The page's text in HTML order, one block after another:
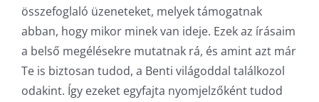
összefoglaló üzeneteket, melyek támogatnak
abban, hogy mikor minek van ideje. Ezek az írásaim
a belső megélésekre mutatnak rá, és amint azt már
Te is biztosan tudod, a Benti világoddal találkozol
odakint. Így ezeket egyfajta nyomjelzőként tudod